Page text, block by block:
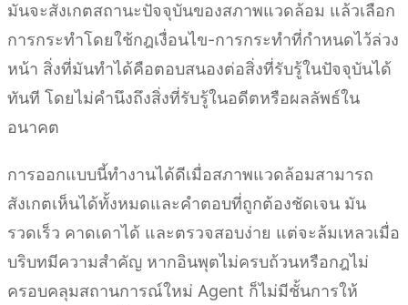
มันจะสังเกตสถานะปัจจุบันของสภาพแวดล้อม แล้วเลือก
การกระทำโดยใช้กฎเงื่อนไข-การกระทำที่กำหนดไว้ล่วง
หน้า สิ่งที่มันทำได้คือตอบสนองต่อสิ่งที่รับรู้ในปัจจุบันได้
ทันที โดยไม่คำนึงถึงสิ่งที่รับรู้ในอดีตหรือผลลัพธ์ใน
อนาคต
การออกแบบนี้ทำงานได้ดีเมื่อสภาพแวดล้อมสามารถ
สังเกตเห็นได้ทั้งหมดและคำตอบที่ถูกต้องชัดเจน มัน
รวดเร็ว คาดเดาได้ และตรวจสอบง่าย แต่จะล้มเหลวเมื่อ
บริบทมีความสำคัญ หากอินพุตไม่ครบถ้วนหรือกฎไม่
ครอบคลุมสถานการณ์ใหม่ Agent ก็ไม่มีชั้นการให้